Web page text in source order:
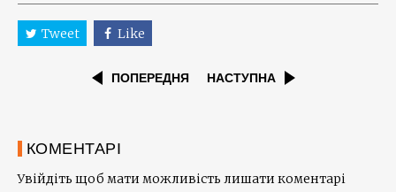
Tweet Like
ПОПЕРЕДНЯ НАСТУПНА
КОМЕНТАРІ
Увійдіть щоб мати можливість лишати коментарі